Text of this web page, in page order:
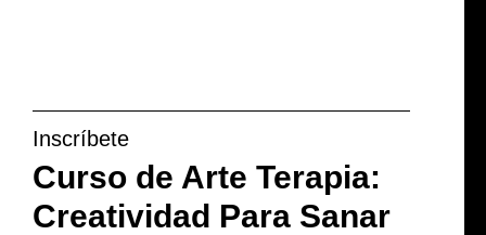
Inscríbete
Curso de Arte Terapia:
Creatividad Para Sanar